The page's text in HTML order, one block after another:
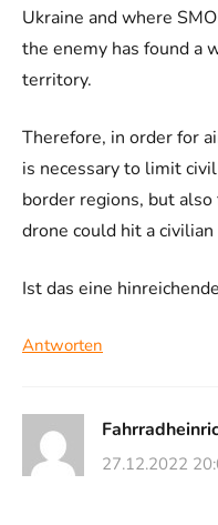
Ukraine and where
the enemy has found a
territory.
Therefore, in order for
is necessary to limit
border regions, but
drone could hit a
Ist das eine
Antworten
27.12.2022